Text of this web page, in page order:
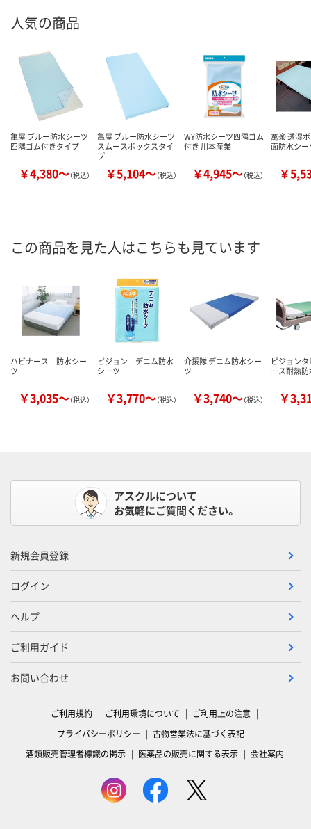
人気の商品
亀屋 ブルー防水シーツ
四隅ゴム付きタイプ
￥4,380～（税込）
亀屋 ブルー防水シーツ
スムースボックスタイ
プ
￥5,104～（税込）
WY防水シーツ四隅ゴム
付き 川本産業
￥4,945～（税込）
萬楽 透湿
面防水シー
￥
この商品を見た人はこちらも見ています
ハビナース 防水シー
ツ
￥3,035～（税込）
ピジョン デニム防水
シーツ
￥3,770～（税込）
介援隊 デニム防水シー
ツ
￥3,740～（税込）
ピジョン
ース耐熱
￥
アスクルについて
お気軽にご質問ください。
新規会員登録
ログイン
ヘルプ
ご利用ガイド
お問い合わせ
ご利用規約 ご利用環境について
ご利用上の注意
プライバシーポリシー
古物営業法に基づく表記
酒類販売管理者標識の掲示
医薬品の販売に関する表示 会社案内